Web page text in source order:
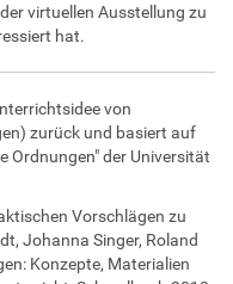
virtuellen Ausstellung zu
hat.
von
zurück und basiert auf
Ordnungen" der Universität
Vorschlägen zu
, Johanna Singer, Roland
Konzepte, Materialien